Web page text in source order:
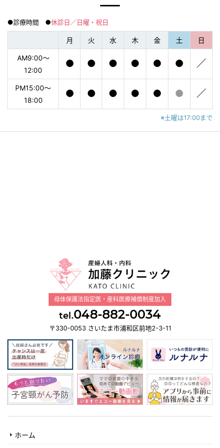
●診療時間 ●休診日／日曜・祝日
月 火 水 木 金 土 日
AM9:00〜
12:00
● ● ● ● ● ● ／
PM15:00〜
18:00
● ● ● ● ● ● ／
※土曜は17:00まで
母体保護法指定医・産科医療補償制度加入
tel.048-882-0034
〒330-0053 さいたま市浦和区前地2-3-11
ホーム